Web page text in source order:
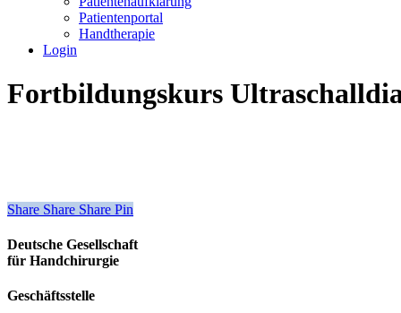
Patientenportal
Handtherapie
Login
Fortbildungskurs
Share
Share Share Share Pin
Deutsche Gesellschaft
für Handchirurgie
Geschäftsstelle